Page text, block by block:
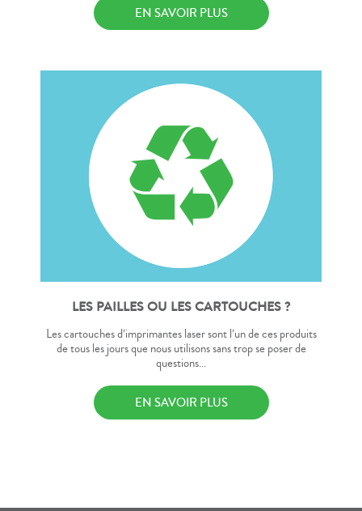
EN SAVOIR PLUS
LES PAILLES OU LES CARTOUCHES ?
Les cartouches d’imprimantes laser sont l’un de ces produits
de tous les jours que nous utilisons sans trop se poser de
questions...
EN SAVOIR PLUS